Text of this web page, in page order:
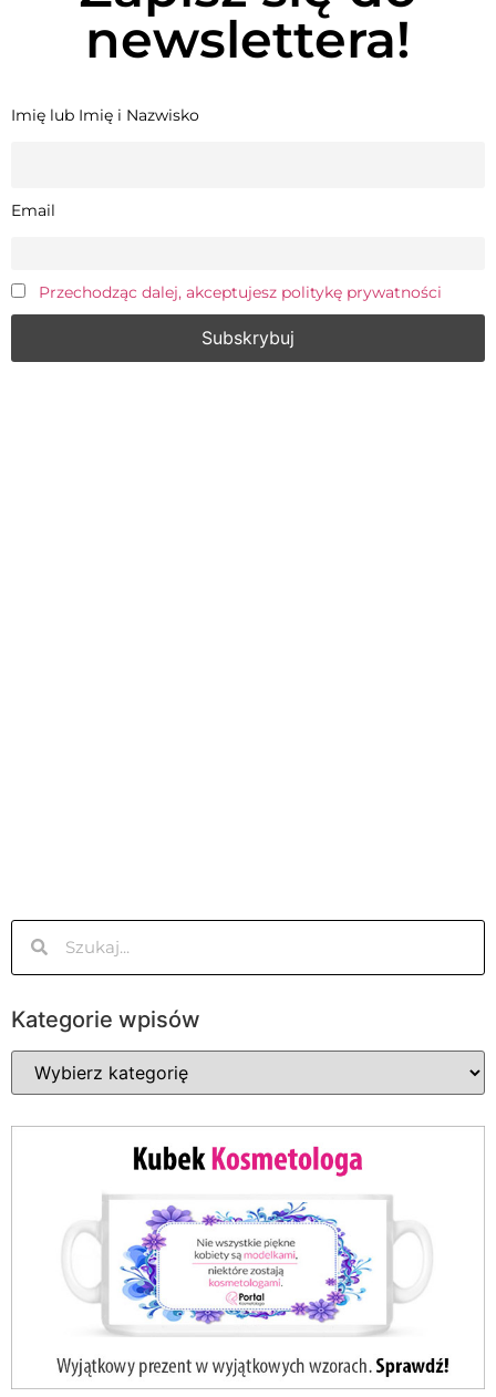
newslettera!
Imię lub Imię i Nazwisko
Email
Przechodząc dalej, akceptujesz politykę prywatności
Kategorie wpisów